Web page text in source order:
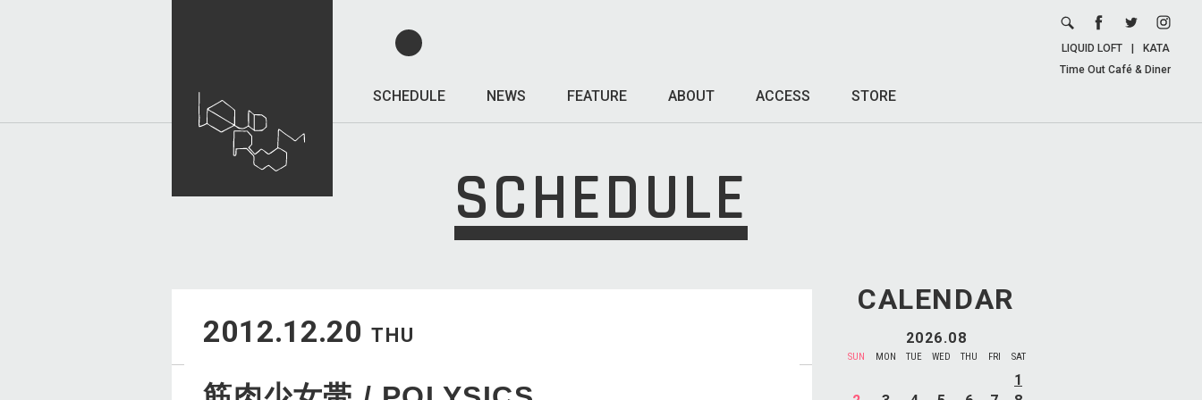
SCHEDULE NEWS FEATURE ABOUT ACCESS STORE
LIQUID LOFT
KATA
Time Out Café & Diner
SCHEDULE
CALENDAR
2026.08
SUN MON TUE WED THU FRI SAT
1
2012.12.20 THU